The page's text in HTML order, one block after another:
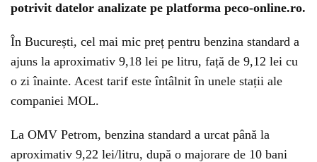
potrivit datelor analizate pe platforma peco-online.ro.
În București, cel mai mic preț pentru benzina standard a
ajuns la aproximativ 9,18 lei pe litru, față de 9,12 lei cu
o zi înainte. Acest tarif este întâlnit în unele stații ale
companiei MOL.
La OMV Petrom, benzina standard a urcat până la
aproximativ 9,22 lei/litru, după o majorare de 10 bani